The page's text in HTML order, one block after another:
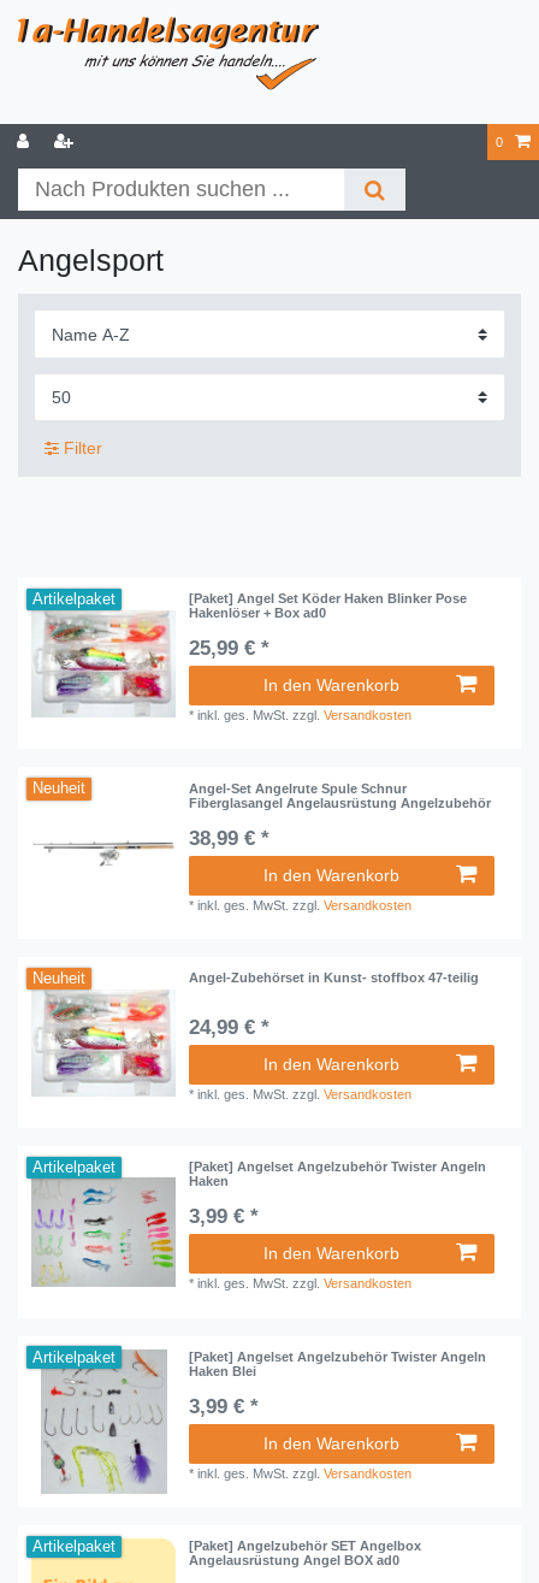
0
Angelsport
Filter
Artikelpaket
[Paket] Angel Set Köder Haken Blinker Pose
Hakenlöser + Box ad0
25,99 € *
In den Warenkorb
*inkl. ges. MwSt. zzgl.Versandkosten
Neuheit
Angel-Set Angelrute Spule Schnur
Fiberglasangel Angelausrüstung Angelzubehör
38,99 € *
In den Warenkorb
*inkl. ges. MwSt. zzgl.Versandkosten
Neuheit Angel-Zubehörset in Kunst- stoffbox 47-teilig
24,99 € *
In den Warenkorb
*inkl. ges. MwSt. zzgl.Versandkosten
Artikelpaket
[Paket] Angelset Angelzubehör Twister Angeln
Haken
3,99 € *
In den Warenkorb
*inkl. ges. MwSt. zzgl.Versandkosten
Artikelpaket
[Paket] Angelset Angelzubehör Twister Angeln
Haken Blei
3,99 € *
In den Warenkorb
*inkl. ges. MwSt. zzgl.Versandkosten
Artikelpaket
[Paket] Angelzubehör SET Angelbox
Angelausrüstung Angel BOX ad0